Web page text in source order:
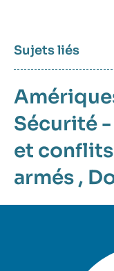
Sujets liés
Sécurité
et
armés ,